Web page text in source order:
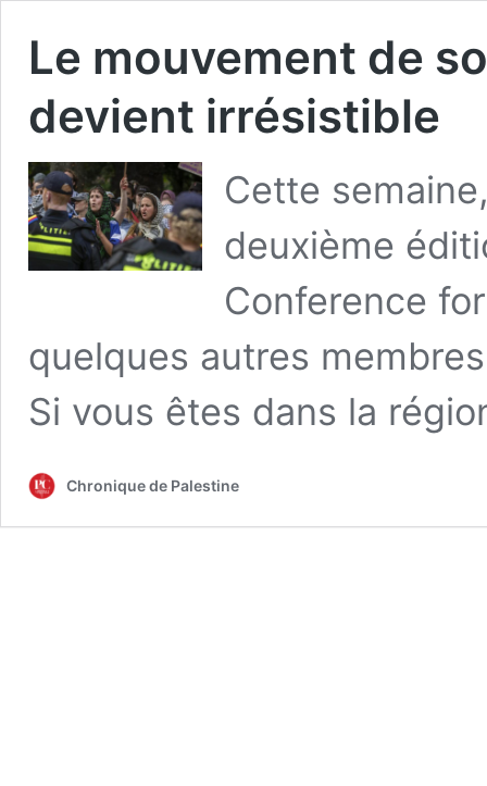
Le mouvement de
devient irrésistible
Cette
deuxième
Conference
quelques autres
Si vous êtes dans la
Chronique de Palestine